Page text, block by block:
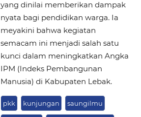
yang dinilai memberikan dampak
nyata bagi pendidikan warga. Ia
meyakini bahwa kegiatan
semacam ini menjadi salah satu
kunci dalam meningkatkan Angka
IPM (Indeks Pembangunan
Manusia) di Kabupaten Lebak.
pkk kunjungan saungilmu